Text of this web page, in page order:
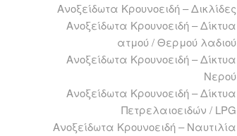
Ανοξείδωτα Kρουνοειδή – Δικλίδες
Ανοξείδωτα Kρουνοειδή – Δίκτυα
ατμού / Θερμού λαδιού
Ανοξείδωτα Kρουνοειδή – Δίκτυα
Νερού
Ανοξείδωτα Kρουνοειδή – Δίκτυα
Πετρελαιοειδών / LPG
Ανοξείδωτα Kρουνοειδή – Ναυτιλία